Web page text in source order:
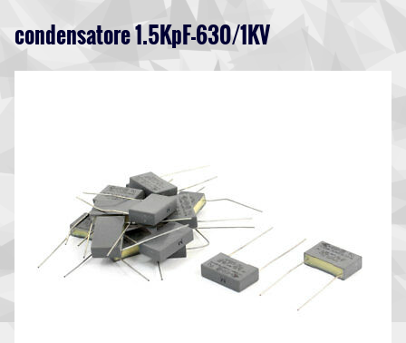
condensatore 1.5KpF-630/1KV